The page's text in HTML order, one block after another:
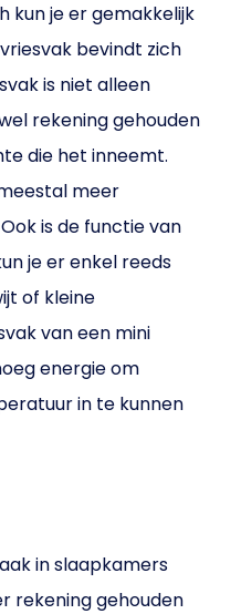
kun je er gemakkelijk
bevindt zich
is niet alleen
rekening gehouden
die het inneemt.
meer
is de functie van
je er enkel reeds
of kleine
van een mini
energie om
in te kunnen
in slaapkamers
rekening gehouden